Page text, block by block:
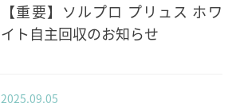
【重要】ソルプロ プリュス ホワ
イト自主回収のお知らせ
2025.09.05